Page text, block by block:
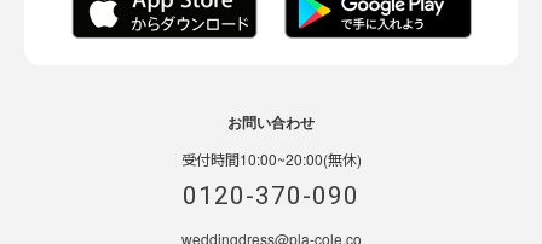
お問い合わせ
受付時間10:00~20:00(無休)
0120-370-090
weddingdress@pla-cole.co